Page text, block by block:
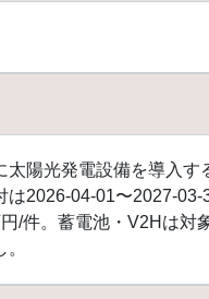
太陽光発電設備を導入す
は2026-04-01〜2027-03-
/件。蓄電池・V2Hは対